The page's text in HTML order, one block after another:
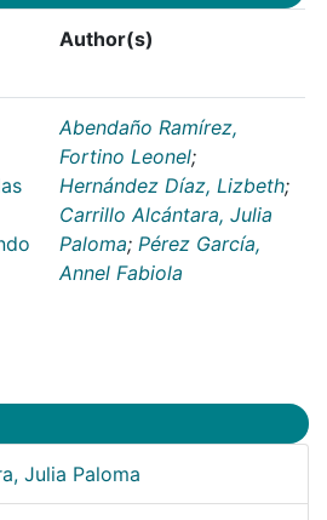
Author(s)
Abendaño Ramírez,
Fortino Leonel;
Hernández Díaz, Lizbeth;
Carrillo Alcántara, Julia
Paloma; Pérez García,
Annel Fabiola
Julia Paloma